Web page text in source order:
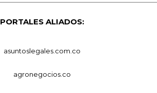
PORTALES ALIADOS:
asuntoslegales.com.co
agronegocios.co